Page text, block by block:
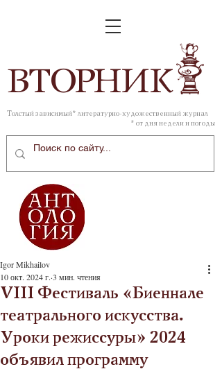
ВТОРНИК
Толстый зависимый* литературно-художественный журнал
* от дня недели и погоды
VIII Фестиваль «Биеннале
театрального искусства.
Уроки режиссуры» 2024
объявил программу
Igor Mikhailov
10 окт. 2024 г. 3 мин. чтения